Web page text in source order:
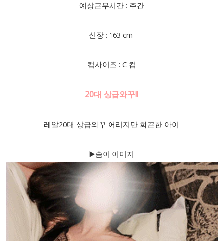
예상근무시간 : 주간
신장 : 163 cm
컵사이즈 : C 컵
20대 상급와꾸!!
레알20대 상급와꾸 어리지만 화끈한 아이
▶️솜이 이미지